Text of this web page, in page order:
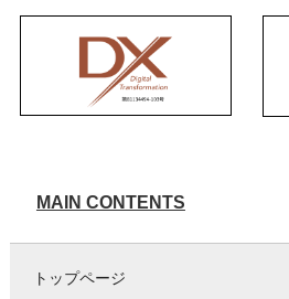
MAIN CONTENTS
トップページ